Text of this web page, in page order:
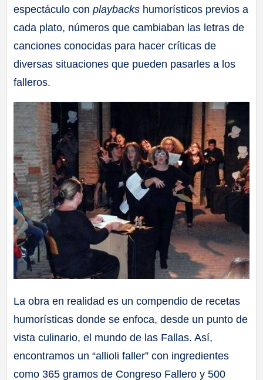
espectáculo conplaybacks humorísticos previos a
cada plato, números que cambiaban las letras de
canciones conocidas para hacer críticas de
diversas situaciones que pueden pasarles a los
falleros.
La obra en realidad es un compendio de recetas
humorísticas donde se enfoca, desde un punto de
vista culinario, el mundo de las Fallas. Así,
encontramos un “allioli faller” con ingredientes
como 365 gramos de Congreso Fallero y 500